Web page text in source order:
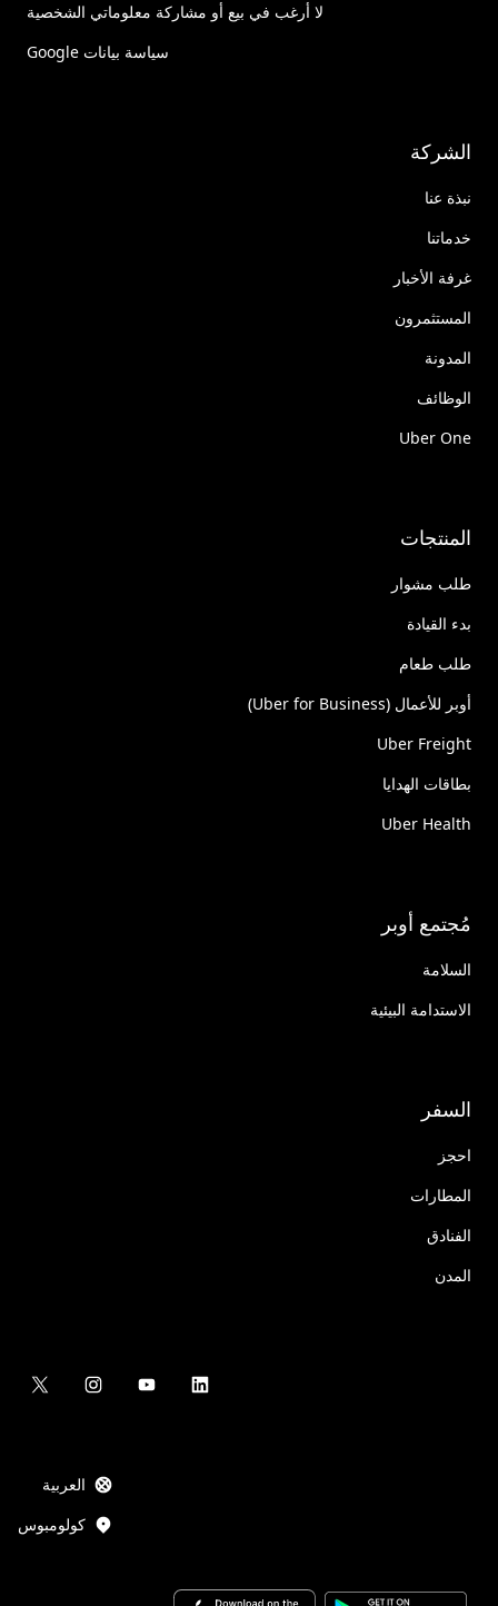
لا أرغب في بيع أو مشاركة معلوماتي الشخصية
سياسة بيانات Google
الشركة
نبذة عنا
خدماتنا
غرفة الأخبار
المستثمرون
المدونة
الوظائف
Uber One
المنتجات
طلب مشوار
بدء القيادة
طلب طعام
أوبر للأعمال (Uber for Business)
Uber Freight
بطاقات الهدايا
Uber Health
مُجتمع أوبر
السلامة
الاستدامة البيئية
السفر
احجز
المطارات
الفنادق
المدن
العربية
كولومبوس